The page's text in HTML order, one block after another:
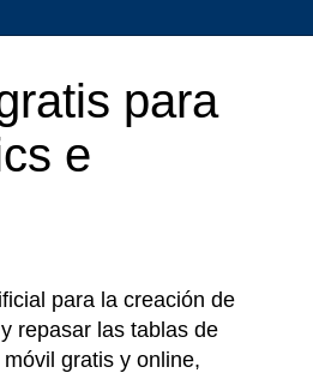
para
e
para la creación de
repasar las tablas de
gratis y online,